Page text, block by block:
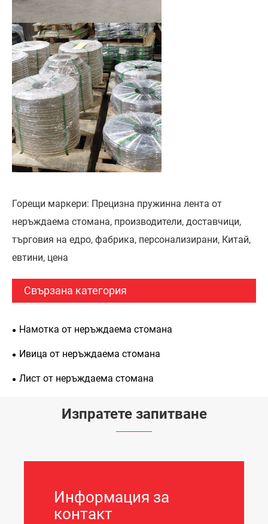
Горещи маркери: Прецизна пружинна лента от
неръждаема стомана, производители, доставчици,
търговия на едро, фабрика, персонализирани, Китай,
евтини, цена
Свързана категория
Намотка от неръждаема стомана
Ивица от неръждаема стомана
Лист от неръждаема стомана
Изпратете запитване
Информация за
контакт